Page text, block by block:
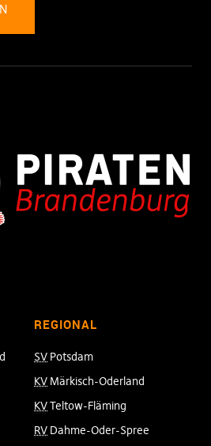
REGIONAL
SV Potsdam
KV Märkisch-Oderland
KVTeltow-Fläming
RV Dahme-Oder-Spree